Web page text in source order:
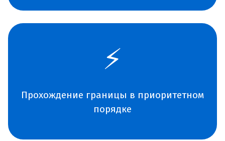
⚡
Прохождение границы в приоритетном
порядке